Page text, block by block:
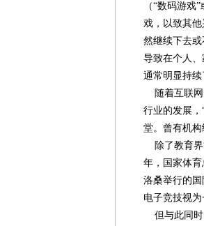
（“数码游戏
戏，以致其
然继续下去或
导致在个人
通常明显持续
随着互联网
行业的发展
堂。曾有机构
除了教育界
年，国家体
洛桑举行的
电子竞技视为
但与此同时